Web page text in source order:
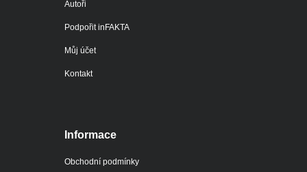
Autoři
Podpořit inFAKTA
Můj účet
Kontakt
Informace
Obchodní podmínky